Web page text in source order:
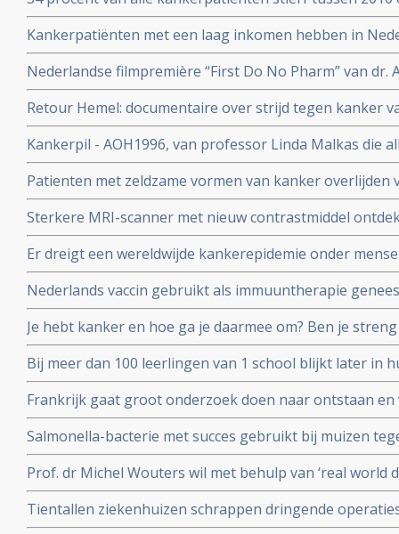
diagnose. Toch spreekt Integraal Kankercentrum
verbetering
Kankerpatiënten met een laag inkomen hebben in
aan de ziekte te overlijden dan welvarende patiënten.
het Integraal Kankercentrum Nederland
Nederlandse filmpremière “First Do No Pharm” van
november 2024
Retour Hemel: documentaire over strijd tegen kanker
prostaatkanker heeft.
Kankerpil - AOH1996, van professor Linda Malkas die
vernietigen is aan eerste patient gegeven in fase I
Patienten met zeldzame vormen van kanker overlijden
diagnose in vergelijking met veel voorkomende
kunnen vinden van gespecialiseerde behandelcentra
Sterkere MRI-scanner met nieuw contrastmiddel
prostaatkanker in lymfklieren tot op 1 mm
aan Radboud universiteit.
Er dreigt een wereldwijde kankerepidemie onder
aantal darmkankerpatienten stijgt enorm blijkt uit
corona vaccins?
Nederlands vaccin gebruikt als immuuntherapie
osteacarcinoom en honden met blaaskanker reageren
richt op het eiwit vimentine
Je hebt kanker en hoe ga je daarmee om? Ben je
anderen die het moeilijk hebben? Kennislink
Bij meer dan 100 leerlingen van 1 school blijkt later in
van een hersentumor voor te komen. Oorzaak is nog
Frankrijk gaat groot onderzoek doen naar ontstaan
endometriose met een nationaal plan van aanpak.
Salmonella-bacterie met succes gebruikt bij muizen
kankers. Blijkt uit onderzoek aan universiteit van
Prof. dr Michel Wouters wil met behulp van ‘real world
behandelprocessen verbeteren en studieresultaten
Tientallen ziekenhuizen schrappen dringende
operaties voor kankerpatienten en